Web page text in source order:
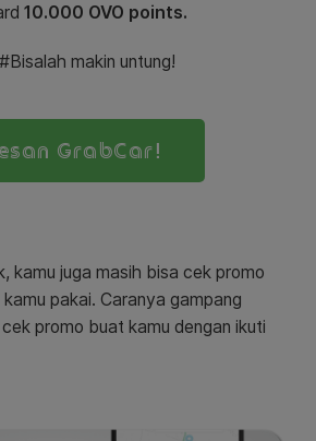
10.000 OVO points.
makin untung!
GrabCar!
kamu juga masih bisa cek promo
pakai. Caranya gampang
promo buat kamu dengan ikuti